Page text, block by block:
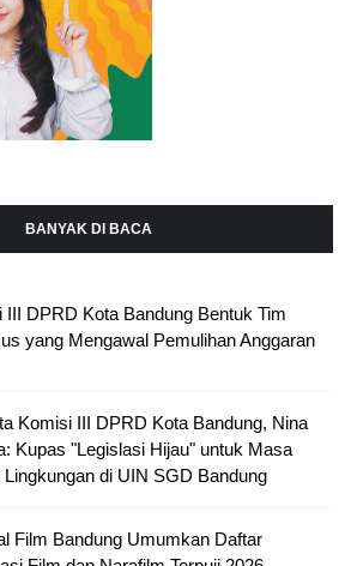
BANYAK DI BACA
III DPRD Kota Bandung Bentuk Tim
yang Mengawal Pemulihan Anggaran
Komisi III DPRD Kota Bandung, Nina
Kupas "Legislasi Hijau" untuk Masa
Lingkungan di UIN SGD Bandung
Film Bandung Umumkan Daftar